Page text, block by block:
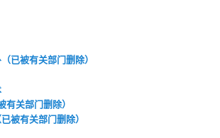
已被有关部门删除）
关部门删除）
被有关部门删除）